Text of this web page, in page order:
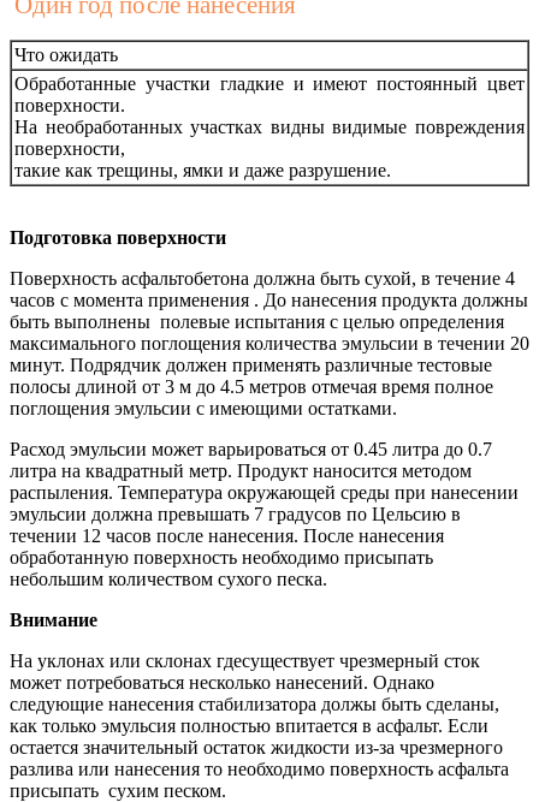
Что ожидать
Обработанные участки гладкие и имеют постоянный цвет
поверхности.
На необработанных участках видны видимые повреждения
поверхности,
такие как трещины, ямки и даже разрушение.
Подготовка поверхности
Поверхность асфальтобетона должна быть сухой, в течение 4
часов с момента применения . До нанесения продукта должны
быть выполнены полевые испытания с целью определения
максимального поглощения количества эмульсии в течении 20
минут. Подрядчик должен применять различные тестовые
полосы длиной от 3 м до 4.5 метров отмечая время полное
поглощения эмульсии с имеющими остатками.
Расход эмульсии может варьироваться от 0.45 литра до 0.7
литра на квадратный метр. Продукт наносится методом
распыления. Температура окружающей среды при нанесении
эмульсии должна превышать 7 градусов по Цельсию в
течении 12 часов после нанесения. После нанесения
обработанную поверхность необходимо присыпать
небольшим количеством сухого песка.
Внимание
На уклонах или склонах гдесуществует чрезмерный сток
может потребоваться несколько нанесений. Однако
следующие нанесения стабилизатора должы быть сделаны,
как только эмульсия полностью впитается в асфальт. Если
остается значительный остаток жидкости из-за чрезмерного
разлива или нанесения то необходимо поверхность асфальта
присыпать сухим песком.